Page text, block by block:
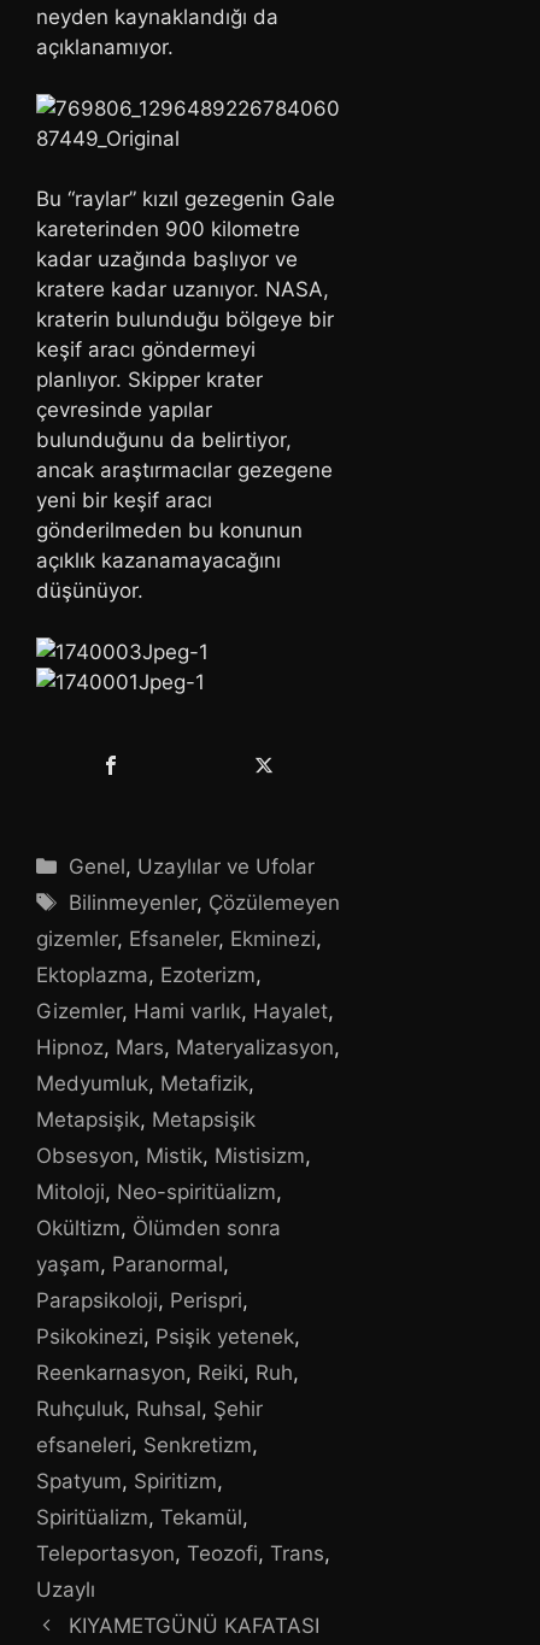
neyden kaynaklandığı da
açıklanamıyor.
Bu “raylar” kızıl gezegenin Gale
kareterinden 900 kilometre
kadar uzağında başlıyor ve
kratere kadar uzanıyor. NASA,
kraterin bulunduğu bölgeye bir
keşif aracı göndermeyi
planlıyor. Skipper krater
çevresinde yapılar
bulunduğunu da belirtiyor,
ancak araştırmacılar gezegene
yeni bir keşif aracı
gönderilmeden bu konunun
açıklık kazanamayacağını
düşünüyor.
Kategoriler
Genel, Uzaylılar ve Ufolar
Etiketler
Bilinmeyenler, Çözülemeyen
gizemler, Efsaneler, Ekminezi,
Ektoplazma, Ezoterizm,
Gizemler, Hami varlık, Hayalet,
Hipnoz, Mars, Materyalizasyon,
Medyumluk, Metafizik,
Metapsişik, Metapsişik
Obsesyon, Mistik, Mistisizm,
Mitoloji, Neo-spiritüalizm,
Okültizm, Ölümden sonra
yaşam, Paranormal,
Parapsikoloji, Perispri,
Psikokinezi, Psişik yetenek,
Reenkarnasyon, Reiki, Ruh,
Ruhçuluk, Ruhsal, Şehir
efsaneleri, Senkretizm,
Spatyum, Spiritizm,
Spiritüalizm, Tekamül,
Teleportasyon, Teozofi, Trans,
Uzaylı
KIYAMETGÜNÜ KAFATASI